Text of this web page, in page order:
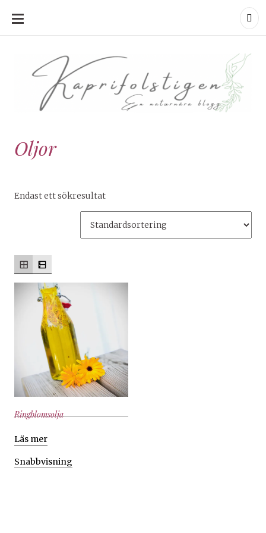
HOPPA
INNEHÅLLKaprifolstigen
Oljor
Endast ett sökresultat
Ringblomsolja
Läs mer
Snabbvisning